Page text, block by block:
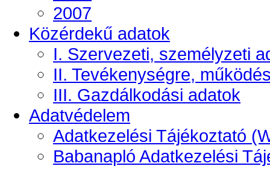
2007
Közérdekű adatok
I. Szervezeti, személyzeti
II. Tevékenységre,
III. Gazdálkodási adatok
Adatvédelem
Adatkezelési Tájékoztató
Babanapló Adatkezelési